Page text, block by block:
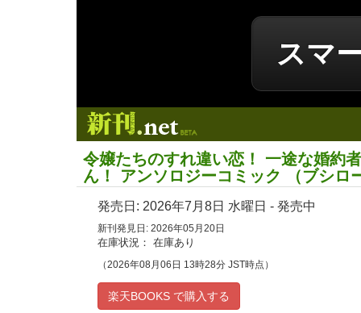
スマ
令嬢たちのすれ違い恋！ 一途な婚約
ん！ アンソロジーコミック （ブシロ
発売日: 2026年7月8日 水曜日 - 発売中
新刊発見日: 2026年05月20日
在庫状況： 在庫あり
（2026年08月06日 13時28分 JST時点）
楽天BOOKS で購入する